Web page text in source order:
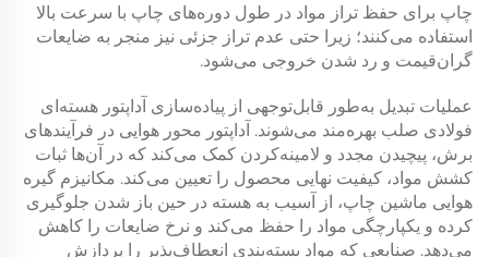
چاپ برای حفظ تراز مواد در طول دوره‌های چاپ با سرعت بالا
استفاده می‌کنند؛ زیرا حتی عدم تراز جزئی نیز منجر به ضایعات
گران‌قیمت و رد شدن خروجی می‌شود.
عملیات تبدیل به‌طور قابل‌توجهی از پیاده‌سازی آداپتور هسته‌ای
فولادی صلب بهره‌مند می‌شوند. آداپتور محور هوایی در فرآیندهای
برش، پیچیدن مجدد و لامینه‌کردن کمک می‌کند که در آن‌ها ثبات
کشش مواد، کیفیت نهایی محصول را تعیین می‌کند. مکانیزم گیره
هوایی ماشین چاپ، از آسیب به هسته در حین باز شدن جلوگیری
کرده و یکپارچگی مواد را حفظ می‌کند و نرخ ضایعات را کاهش
می‌دهد. صنایعی که مواد بسته‌بندی انعطاف‌پذیر را پردازش